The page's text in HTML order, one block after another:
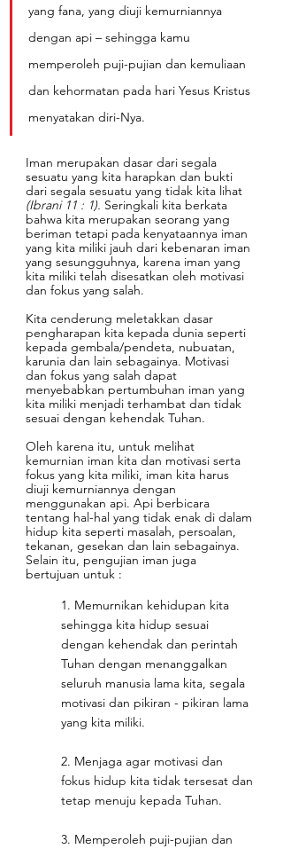
yang fana, yang diuji kemurniannya
dengan api – sehingga kamu
memperoleh puji-pujian dan kemuliaan
dan kehormatan pada hari Yesus Kristus
menyatakan diri-Nya.
Iman merupakan dasar dari segala
sesuatu yang kita harapkan dan bukti
dari segala sesuatu yang tidak kita lihat
(Ibrani 11 : 1). Seringkali kita berkata
bahwa kita merupakan seorang yang
beriman tetapi pada kenyataannya iman
yang kita miliki jauh dari kebenaran iman
yang sesungguhnya, karena iman yang
kita miliki telah disesatkan oleh motivasi
dan fokus yang salah.
Kita cenderung meletakkan dasar
pengharapan kita kepada dunia seperti
kepada gembala/pendeta, nubuatan,
karunia dan lain sebagainya. Motivasi
dan fokus yang salah dapat
menyebabkan pertumbuhan iman yang
kita miliki menjadi terhambat dan tidak
sesuai dengan kehendak Tuhan.
Oleh karena itu, untuk melihat
kemurnian iman kita dan motivasi serta
fokus yang kita miliki, iman kita harus
diuji kemurniannya dengan
menggunakan api. Api berbicara
tentang hal-hal yang tidak enak di dalam
hidup kita seperti masalah, persoalan,
tekanan, gesekan dan lain sebagainya.
Selain itu, pengujian iman juga
bertujuan untuk :
1. Memurnikan kehidupan kita
sehingga kita hidup sesuai
dengan kehendak dan perintah
Tuhan dengan menanggalkan
seluruh manusia lama kita, segala
motivasi dan pikiran - pikiran lama
yang kita miliki.
2. Menjaga agar motivasi dan
fokus hidup kita tidak tersesat dan
tetap menuju kepada Tuhan.
3. Memperoleh puji-pujian dan